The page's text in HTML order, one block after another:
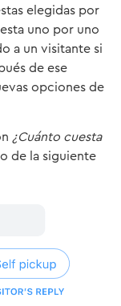
elegidas por
uno por uno
a un visitante si
de ese
opciones de
¿Cuánto cuesta
de la siguiente